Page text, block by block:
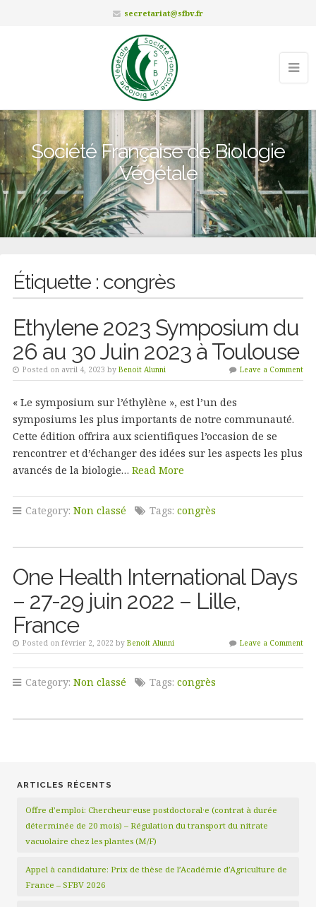
secretariat@sfbv.fr
Société Française de Biologie
Végétale
Étiquette : congrès
Ethylene 2023 Symposium du
26 au 30 Juin 2023 à Toulouse
Posted on avril 4, 2023 by Benoit Alunni Leave a Comment
« Le symposium sur l’éthylène », est l’un des
symposiums les plus importants de notre communauté.
Cette édition offrira aux scientifiques l’occasion de se
rencontrer et d’échanger des idées sur les aspects les plus
avancés de la biologie… Read More
Category: Non classé Tags: congrès
One Health International Days
– 27-29 juin 2022 – Lille,
France
Posted on février 2, 2022 by Benoit Alunni Leave a Comment
Category: Non classé Tags: congrès
ARTICLES RÉCENTS
Offre d’emploi: Chercheur·euse postdoctoral·e (contrat à durée
déterminée de 20 mois) – Régulation du transport du nitrate
vacuolaire chez les plantes (M/F)
Appel à candidature: Prix de thèse de l’Académie d’Agriculture de
France – SFBV 2026